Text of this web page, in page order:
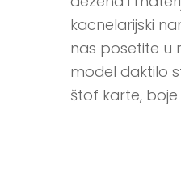
kacnelarijski
nas posetite u
model daktilo
štof karte,